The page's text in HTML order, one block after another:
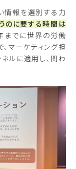
情報を選別する力
のに要する時間は
までに世界の労働
マーケティング担
ルに適用し、関わ